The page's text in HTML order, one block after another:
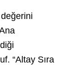
“Altay Sıra